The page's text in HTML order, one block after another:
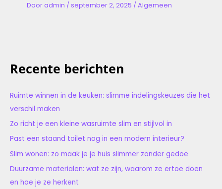
Dooradmin /september 2, 2025 /Algemeen
Recente berichten
Ruimte winnen in de keuken: slimme indelingskeuzes die het
verschil maken
Zo richt je een kleine wasruimte slim en stijlvol in
Past een staand toilet nog in een modern interieur?
Slim wonen: zo maak je je huis slimmer zonder gedoe
Duurzame materialen: wat ze zijn, waarom ze ertoe doen
en hoe je ze herkent